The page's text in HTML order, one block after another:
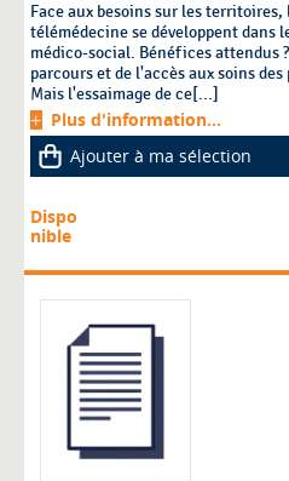
Face aux besoins sur les territoires,
télémédecine se développent dans
médico-social. Bénéfices attendus
parcours et de l'accès aux soins
Mais l'essaimage de ce[...]
Plus d'information...
Ajouter à ma sélection
Dispo
nible